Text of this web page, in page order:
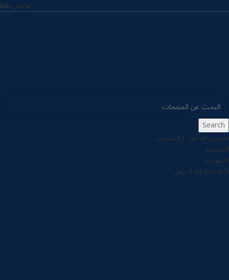
تواصل معنا
Search
تسجيل الدخول / التسجيل
المفضلة
0 مقارنة
0
items
0.00 ر.س